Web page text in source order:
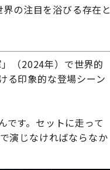
の注目を浴びる存在と
（2024年）で世界的
る印象的な登場シーン
です。セットに走って
演じなければならなか